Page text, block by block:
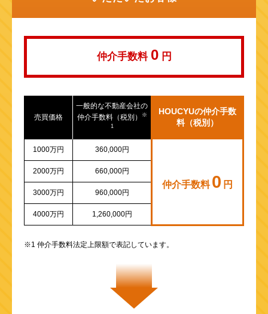
山陽新幹線
仲介手数料 0 円
売買価格
一般的な不動産会社の
仲介手数料（税別）
※
1
HOUCYUの仲介手数
料（税別）
1000万円 360,000円
仲介手数料 0 円
2000万円 660,000円
3000万円 960,000円
4000万円 1,260,000円
※1 仲介手数料法定上限額で表記しています。